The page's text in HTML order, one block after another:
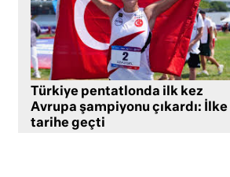
Türkiye pentatlonda ilk kez
Avrupa şampiyonu çıkardı: İlke
tarihe geçti